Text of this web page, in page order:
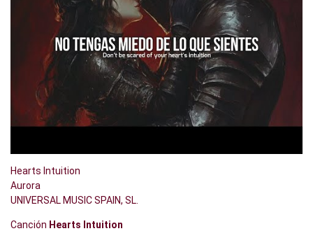
Hearts Intuition
Aurora
UNIVERSAL MUSIC SPAIN, SL.
Canción Hearts Intuition